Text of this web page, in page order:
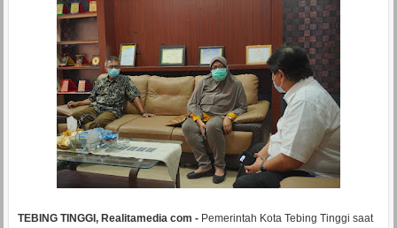
TEBING TINGGI, Realitamedia com -Pemerintah Kota Tebing Tinggi saat